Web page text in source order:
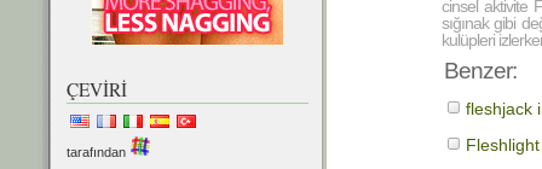
cinsel aktivite
sığınak gibi
kulüpleri
Benzer:
fleshjack
Fleshlight
ÇEVIRI
tarafından